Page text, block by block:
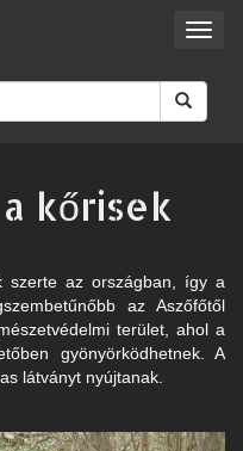
kőrisek
szerte az országban, így a
az Aszőfőtől
terület, ahol a
gyönyörködhetnek. A
látványt nyújtanak.